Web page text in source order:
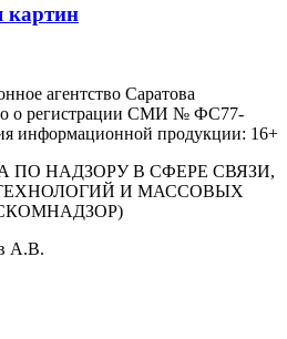
картин
агентство Саратова
о регистрации СМИ № ФС77-
информационной продукции: 16+
ПО НАДЗОРУ В СФЕРЕ СВЯЗИ,
И МАССОВЫХ
А.В.